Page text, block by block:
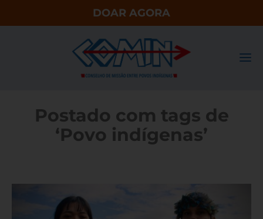
DOAR AGORA
Postado com tags de
‘Povo indígenas’